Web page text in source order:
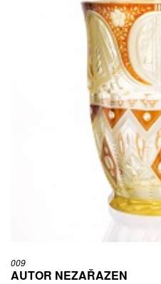
009
AUTOR NEZAŘAZEN